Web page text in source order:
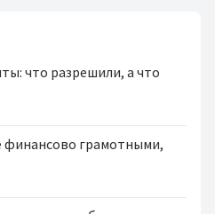
что разрешили, а что
финансово грамотными,